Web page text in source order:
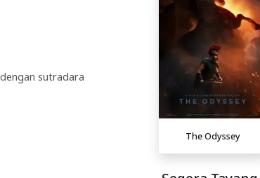
sutradara
The Odyssey